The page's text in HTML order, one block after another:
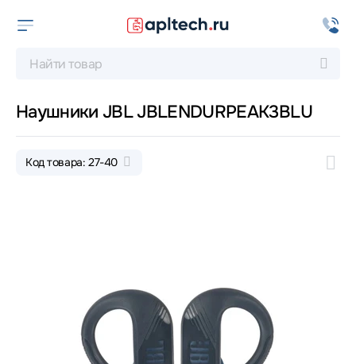
Наушники JBL JBLENDURPEAK3BLU
Код товара: 27-40